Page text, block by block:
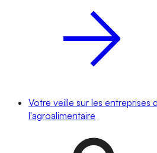
Votre veille sur les entreprises
l'agroalimentaire